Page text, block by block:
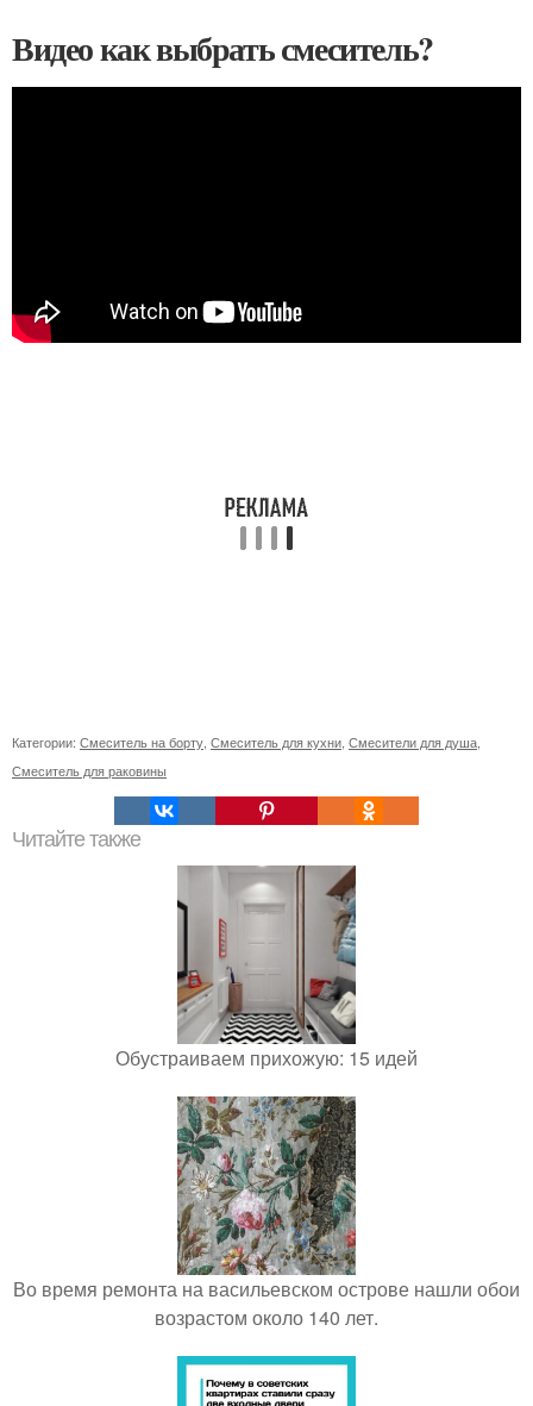
Видео как выбрать смеситель?
Категории: Смеситель на борту Смеситель для кухни Смесители для душа
Смеситель для раковины
Читайте также
Обустраиваем прихожую: 15 идей
Во время ремонта на васильевском острове нашли обои
возрастом около 140 лет.